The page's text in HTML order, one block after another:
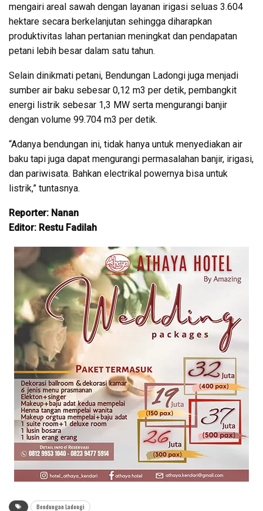
mengairi areal sawah dengan layanan irigasi seluas 3.604
hektare secara berkelanjutan sehingga diharapkan
produktivitas lahan pertanian meningkat dan pendapatan
petani lebih besar dalam satu tahun.
Selain dinikmati petani, Bendungan Ladongi juga menjadi
sumber air baku sebesar 0,12 m3 per detik, pembangkit
energi listrik sebesar 1,3 MW serta mengurangi banjir
dengan volume 99.704 m3 per detik.
“Adanya bendungan ini, tidak hanya untuk menyediakan air
baku tapi juga dapat mengurangi permasalahan banjir, irigasi,
dan pariwisata. Bahkan electrikal powernya bisa untuk
listrik,” tuntasnya.
Reporter: Nanan
Editor: Restu Fadilah
Bendungan Ladongi